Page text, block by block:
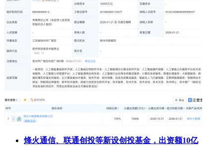
烽火通信、联通创投等新设创投基金，出资额10亿